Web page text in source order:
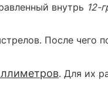
внутрь 12-
После чего
. Для их